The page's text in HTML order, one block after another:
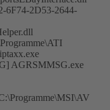
6F74-2D53-2644-
AGRSMMSG.exe